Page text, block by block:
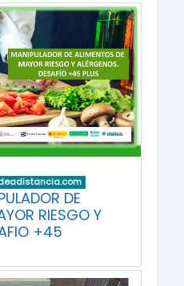
DE
RIESGO Y
+45